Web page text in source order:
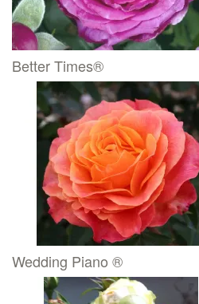
Better Times®
Wedding Piano ®